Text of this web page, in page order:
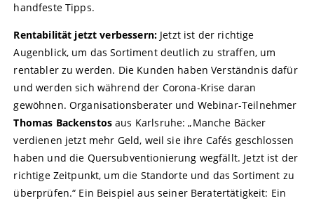
handfeste Tipps.
Rentabilität jetzt verbessern:Jetzt ist der richtige
Augenblick, um das Sortiment deutlich zu straffen, um
rentabler zu werden. Die Kunden haben Verständnis dafür
und werden sich während der Corona-Krise daran
gewöhnen. Organisationsberater und Webinar-Teilnehmer
Thomas Backenstos aus Karlsruhe: „Manche Bäcker
verdienen jetzt mehr Geld, weil sie ihre Cafés geschlossen
haben und die Quersubventionierung wegfällt. Jetzt ist der
richtige Zeitpunkt, um die Standorte und das Sortiment zu
überprüfen.“ Ein Beispiel aus seiner Beratertätigkeit: Ein